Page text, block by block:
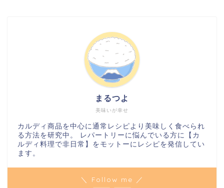
美味いが幸せ
まるつよ
カルディ商品を中心に通常レシピより美味しく食べられ
る方法を研究中。 レパートリーに悩んでいる方に【カ
ルディ料理で非日常】をモットーにレシピを発信してい
ます。
＼ Follow me ／